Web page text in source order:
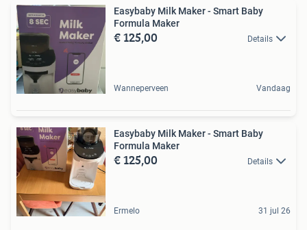
Easybaby Milk Maker - Smart Baby
Formula Maker
€ 125,00 Details
Wanneperveen Vandaag
Easybaby Milk Maker - Smart Baby
Formula Maker
€ 125,00 Details
Ermelo 31 jul 26